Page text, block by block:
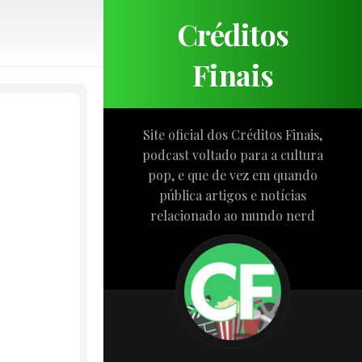
Créditos
Finais
Site oficial dos Créditos Finais,
podcast voltado para a cultura
pop, e que de vez em quando
pública artigos e notícias
relacionado ao mundo nerd